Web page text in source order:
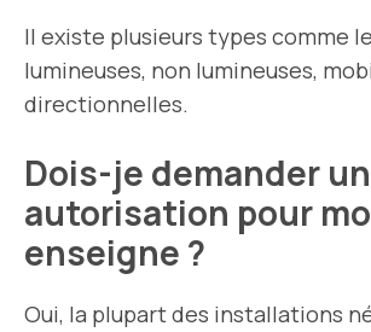
Il existe plusieurs types comme
lumineuses, non lumineuses,
directionnelles.
Dois-je demander
autorisation pour
enseigne ?
Oui, la plupart des installations